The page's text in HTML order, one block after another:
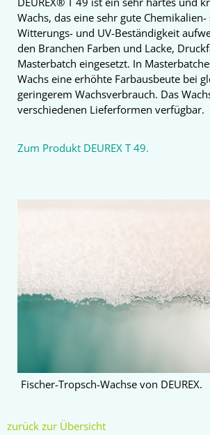
Wachs, das eine sehr gute Chemikalien-
Witterungs- und UV-Beständigkeit
den Branchen Farben und Lacke,
Masterbatch eingesetzt. In
Wachs eine erhöhte Farbausbeute bei
geringerem Wachsverbrauch. Das
verschiedenen Lieferformen verfügbar.
Zum Produkt DEUREX T 49.
Fischer-Tropsch-Wachse von DEUREX.
zurück zur Übersicht